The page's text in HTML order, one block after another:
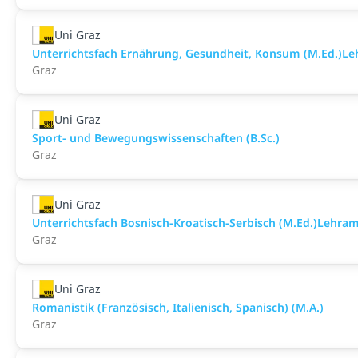
Uni Graz
Unterrichtsfach Ernährung, Gesundheit, Konsum
Graz
Uni Graz
Sport- und Bewegungswissenschaften (B.Sc.)
Graz
Uni Graz
Unterrichtsfach Bosnisch-Kroatisch-Serbisch
Graz
Uni Graz
Romanistik (Französisch, Italienisch, Spanisch) (M.A.)
Graz